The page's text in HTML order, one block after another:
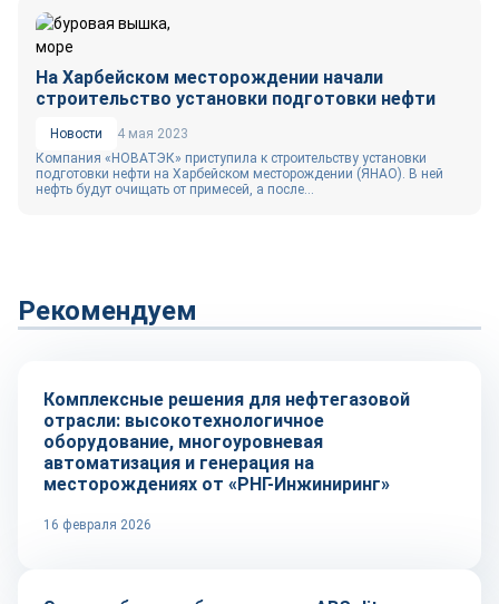
На Харбейском месторождении начали
строительство установки подготовки нефти
Новости
4 мая 2023
Компания «НОВАТЭК» приступила к строительству установки
подготовки нефти на Харбейском месторождении (ЯНАО). В ней
нефть будут очищать от примесей, а после...
Рекомендуем
Рынок
Комплексные решения для нефтегазовой
отрасли: высокотехнологичное
оборудование, многоуровневая
автоматизация и генерация на
месторождениях от «РНГ-Инжиниринг»
16 февраля 2026
Репортаж